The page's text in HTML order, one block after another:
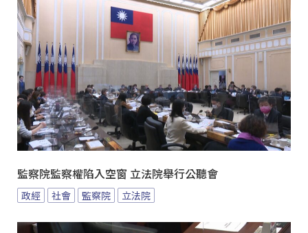
監察院監察權陷入空窗 立法院舉行公聽會
政經 社會 監察院 立法院